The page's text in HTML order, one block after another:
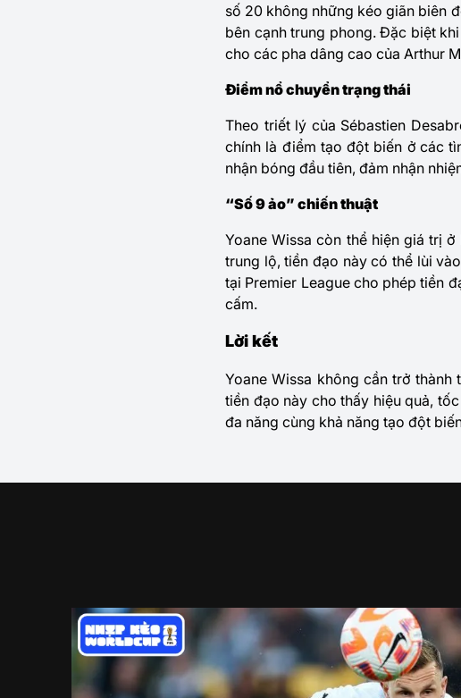
số 20 không những kéo giãn biên
bên cạnh trung phong. Đặc biệt
cho các pha dâng cao của Arthur
Điểm nổ chuyển trạng thái
Theo triết lý của Sébastien
chính là điểm tạo đột biến ở các
nhận bóng đầu tiên, đảm nhận
“Số 9 ảo” chiến thuật
Yoane Wissa còn thể hiện giá trị ở
trung lộ, tiền đạo này có thể lùi
tại Premier League cho phép tiền
cấm.
Lời kết
Yoane Wissa không cần trở
tiền đạo này cho thấy hiệu quả,
đa năng cùng khả năng tạo đột